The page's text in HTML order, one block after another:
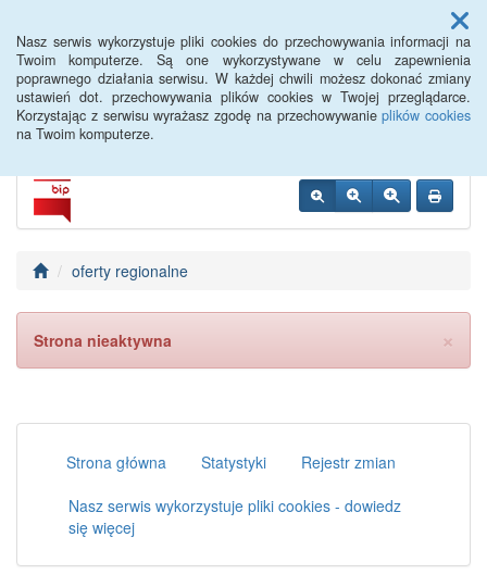
Nasz serwis wykorzystuje pliki cookies do przechowywania informacji na
Twoim komputerze. Są one wykorzystywane w celu zapewnienia
poprawnego działania serwisu. W każdej chwili możesz dokonać zmiany
ustawień dot. przechowywania plików cookies w Twojej przeglądarce.
Korzystając z serwisu wyrażasz zgodę na przechowywanieplików cookies
na Twoim komputerze.
Menu
Siemiatycze PUP
oferty regionalne
×
Strona nieaktywna
Strona główna Statystyki
Rejestr zmian
Nasz serwis wykorzystuje pliki cookies - dowiedz
się więcej